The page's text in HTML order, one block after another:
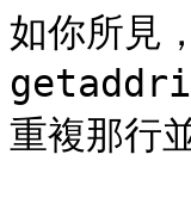
如你所見
重複那行